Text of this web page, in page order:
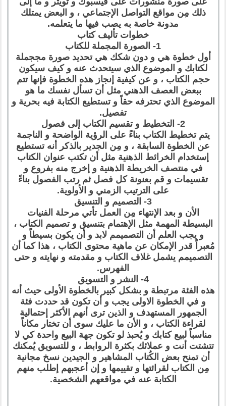
ذلك مِن مواقع التواصل الإجتماعي ، و البعض يمتلك
مدونة خاصة به يصب فيها ما يتعلمه.
خطوات تأليف كتاب
1- الصورة المجملة للكتاب
أول خطوة هي و دون شكك هي تحديد صورة مججملة
لكتابك و الموضوع الذي سيتحدث عنه و كيف سيكون
حجم الكتاب ، و عن كيفية إنجاز هذه الخطوة فإنها تتم
ببعض العصف الذهني مثل أن تسأل نفسك ما هو
الموضوع الذي تحترفه حقاً و تستطيع الكتابة فيه بحرية و
تفصيل.
2- التخطيط و تقسيم الكتاب إلى فصول
يتم تخطيط الكتاب بناءً على الرؤية الواضحة و الناجمة
عن الخطوة السابقة ، و مِن الجدير بالذكر أنه تستطيع
إستخدام الخرائط الذهنية مثل أن تكتب عنوان الكتاب
في منتصف الخريطة الذهنية و إخرج منه بفروع و
تقسيمات و قم بعنونة كل فصل ثم رتب الفصول بناءً
على الترتيب الزمني و الأولوية.
3- التصميم و التنسيق
الأن و بعد الإنتهاء مِن العمل تأتي مرحلة الفنيات
البسيطة المهمة مثل الإهتمام بتنسيق و تصميم الكتاب ،
و يجب العلم أن التصميمم لابد و أن يكون بسيطاً و
مُعبراً قدر الإمكان عن ماهية محتوى الكتاب ، هذا كما أن
التصميمم يشمل غلاف الكتاب و مقدمته و نهايته و حتى
الفهرس.
4- النشر و التسويق
هذه الفئة مرتبطة و بشكل كبير بالخطوة الأولى حيث أنه
و في الخطوة الاولى يجب و أن تكون قد حددت فئة
الجمهور المستهدف و الذين ترى أنهم الأكثر إحتمالية
لقراءة الكتاب ، و الأن ما عليك سوى أن تختار مكاناً
مناسباً لبيع كتابك و يُحبذ لو تكون جهة البيع واحدة كي لا
تتشتت أنت و عملائك بكثرة الروابط ، و للتسويق يُمكنك
أن تمنح بعض الكُتاب المشاهير و الجيدين نسخ مجانية
مِن الكتاب لقرائتها و تقييمها و إن أعجبهم إطلب منهم
الكتابة عنه في مواقعهم الشخصية.